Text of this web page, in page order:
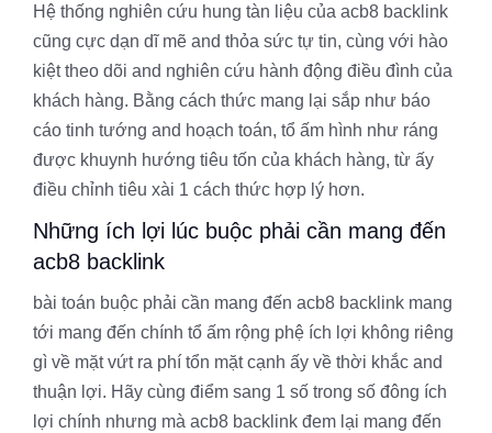
Hệ thống nghiên cứu hung tàn liệu của acb8 backlink
cũng cực dạn dĩ mẽ and thỏa sức tự tin, cùng với hào
kiệt theo dõi and nghiên cứu hành động điều đình của
khách hàng. Bằng cách thức mang lại sắp như báo
cáo tinh tướng and hoạch toán, tổ ấm hình như ráng
được khuynh hướng tiêu tốn của khách hàng, từ ấy
điều chỉnh tiêu xài 1 cách thức hợp lý hơn.
Những ích lợi lúc buộc phải cần mang đến
acb8 backlink
bài toán buộc phải cần mang đến acb8 backlink mang
tới mang đến chính tổ ấm rộng phệ ích lợi không riêng
gì về mặt vứt ra phí tổn mặt cạnh ấy về thời khắc and
thuận lợi. Hãy cùng điểm sang 1 số trong số đông ích
lợi chính nhưng mà acb8 backlink đem lại mang đến